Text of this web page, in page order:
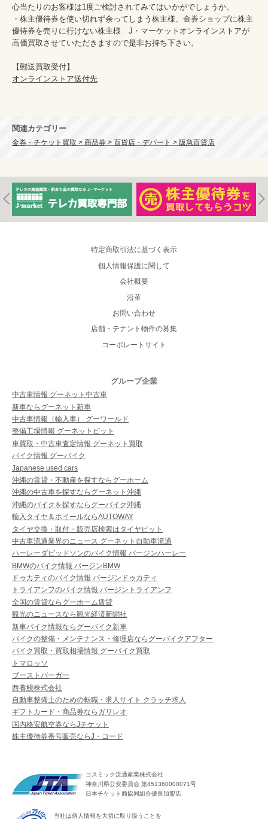
心当たりのお客様は1度ご検討されてみてはいかがでしょうか。
・株主優待券を使い切れず余ってしまう株主様、金券ショップに株主
優待券を売りに行けない株主様　J・マーケットオンラインストアが
高価買取させていただきますので是非お持ち下さい。
オンラインストア送付先
関連カテゴリー
金券・チケット買取 > 商品券 > 百貨店・デパート > 阪急百貨店
特定商取引法に基づく表示
個人情報保護に関して
会社概要
沿革
お問い合わせ
店舗・テナント物件の募集
コーポレートサイト
グループ企業
中古車情報 グーネット中古車
新車ならグーネット新車
中古車情報（輸入車） グーワールド
整備工場情報 グーネットピット
車買取・中古車査定情報 グーネット買取
バイク情報 グーバイク
Japanese used cars
沖縄の賃貸・不動産を探すならグーホーム
沖縄の中古車を探すならグーネット沖縄
沖縄のバイクを探すならグーバイク沖縄
輸入タイヤ＆ホイールならAUTOWAY
タイヤ交換・取付・販売店検索はタイヤピット
中古車流通業界のニュース グーネット自動車流通
ハーレーダビッドソンのバイク情報 バージンハーレー
BMWのバイク情報 バージンBMW
ドゥカティのバイク情報 バージンドゥカティ
トライアンフのバイク情報 バージントライアンフ
全国の賃貸ならグーホーム賃貸
観光のニュースなら観光経済新聞社
新車バイク情報ならグーバイク新車
バイクの整備・メンテナンス・修理店ならグーバイクアフター
バイク買取・買取相場情報 グーバイク買取
トマロッソ
ブーストバーガー
西養鰻株式会社
自動車整備士のための転職・求人サイト クラッチ求人
ギフトカード・商品券ならガリレオ
国内格安航空券ならJチケット
株主優待券番号販売ならJ・コード
コスミック流通産業株式会社
神奈川県公安委員会 第451360000071号
日本チケット商協同組合優良加盟店
当社は個人情報を大切に取り扱うことを